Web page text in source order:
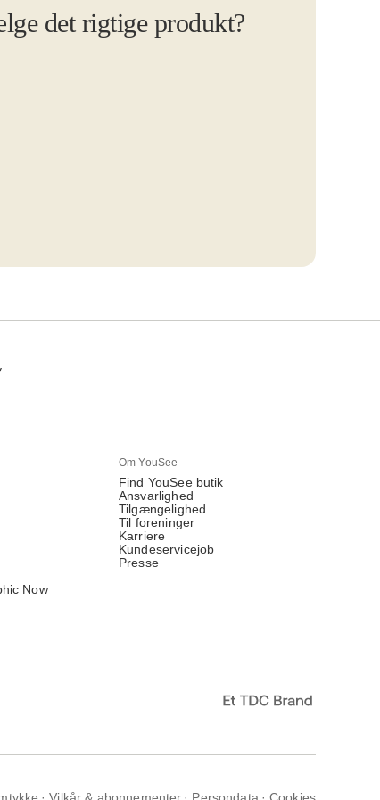
det rigtige produkt?
Now
Om YouSee
Find YouSee butik
Ansvarlighed
Tilgængelighed
Til foreninger
Karriere
Kundeservicejob
Presse
Vilkår & abonnementer Persondata Cookies